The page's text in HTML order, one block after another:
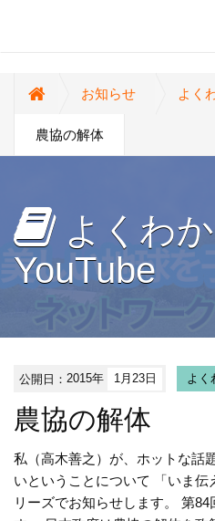
お知らせ よく
農協の解体
よくわ
YouTube
公開日：2015年 1月23日 よく
農協の解体
私（高木善之）が、ホットな話
いということについて 「いま伝
リーズでお知らせします。 第